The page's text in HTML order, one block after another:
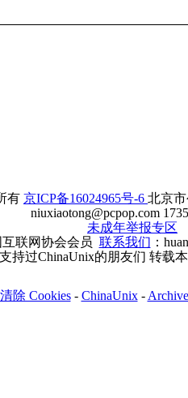
有 京ICP备16024965号-6 北京
niuxiaotong@pcpop.com
未成年举报专区
联网协会会员 联系我们 ：
持过ChinaUnix的朋友们 转载
清除 Cookies- ChinaUnix-